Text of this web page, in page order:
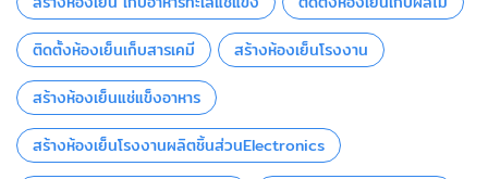
ติดตั้งห้องเย็นเก็บสารเคมี
สร้างห้องเย็นโรงงาน
สร้างห้องเย็นแช่แข็งอาหาร
สร้างห้องเย็นโรงงานผลิตชิ้นส่วนElectronics